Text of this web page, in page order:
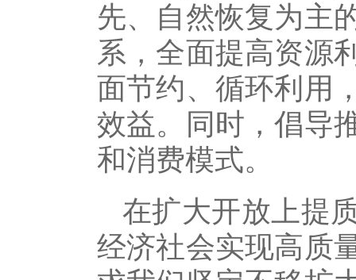
先、自然恢复为主
系，全面提高资源
面节约、循环利用
效益。同时，倡导
和消费模式。
在扩大开放上提
经济社会实现高质